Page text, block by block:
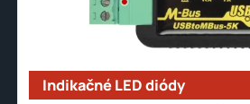
Indikačné LED diódy